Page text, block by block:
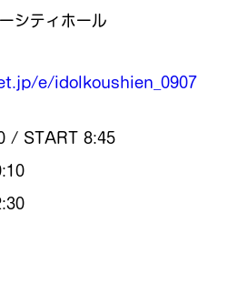
シティホール
e/idolkoushien_0907
/ START 8:45